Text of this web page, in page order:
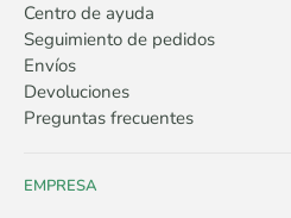
Centro de ayuda
Seguimiento de pedidos
Envíos
Devoluciones
Preguntas frecuentes
EMPRESA